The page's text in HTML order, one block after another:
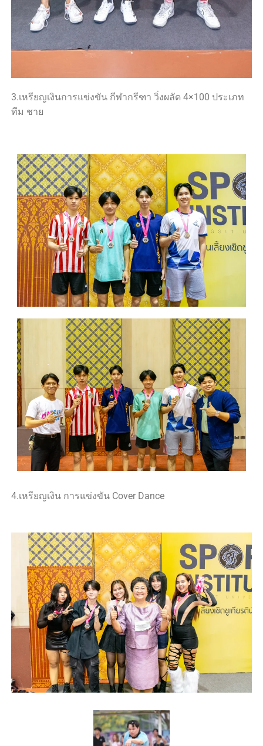
3.เหรียญเงินการแข่งขัน กีฬากรีฑา วิ่งผลัด 4×100 ประเภท
ทีม ชาย
4.เหรียญเงิน การแข่งขัน Cover Dance